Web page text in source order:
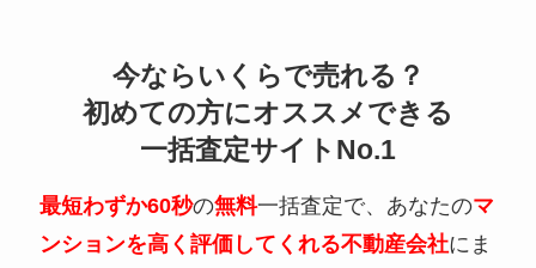
今ならいくらで売れる？
初めての方にオススメできる
一括査定サイトNo.1
最短わずか60秒の無料一括査定で、あなたのマ
ンションを高く評価してくれる不動産会社にま